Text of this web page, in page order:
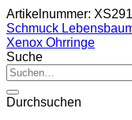
Artikelnummer:
Schmuck
Xenox Ohrringe
Suche
Suche
nach:
Durchsuchen